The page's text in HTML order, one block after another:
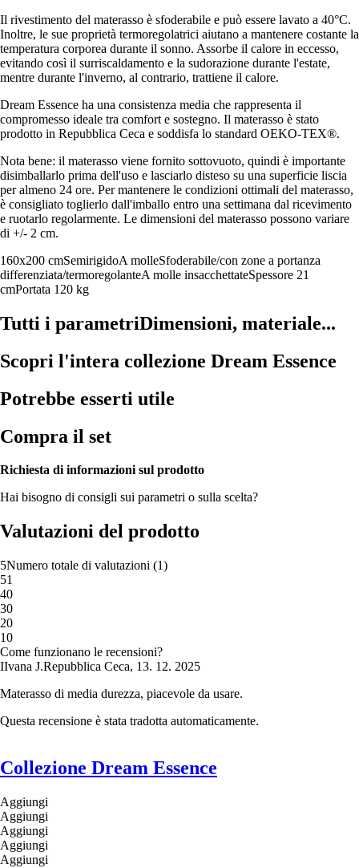
Il rivestimento del materasso è sfoderabile e può essere lavato a 40°C.
Inoltre, le sue proprietà termoregolatrici aiutano a mantenere costante la
temperatura corporea durante il sonno. Assorbe il calore in eccesso,
evitando così il surriscaldamento e la sudorazione durante l'estate,
mentre durante l'inverno, al contrario, trattiene il calore.
Dream Essence ha una consistenza media che rappresenta il
compromesso ideale tra comfort e sostegno. Il materasso è stato
prodotto in Repubblica Ceca e soddisfa lo standard OEKO-TEX®.
Nota bene: il materasso viene fornito sottovuoto, quindi è importante
disimballarlo prima dell'uso e lasciarlo disteso su una superficie liscia
per almeno 24 ore. Per mantenere le condizioni ottimali del materasso,
è consigliato toglierlo dall'imballo entro una settimana dal ricevimento
e ruotarlo regolarmente. Le dimensioni del materasso possono variare
di +/- 2 cm.
160x200 cmSemirigidoA molleSfoderabile/con zone a portanza
differenziata/termoregolanteA molle insacchettateSpessore 21
cmPortata 120 kg
Tutti i parametriDimensioni, materiale...
Scopri l'intera collezione Dream Essence
Potrebbe esserti utile
Compra il set
Richiesta di informazioni sul prodotto
Hai bisogno di consigli sui parametri o sulla scelta?
Valutazioni del prodotto
5Numero totale di valutazioni (1)
51
40
30
20
10
Come funzionano le recensioni?
IIvana J.Repubblica Ceca, 13. 12. 2025
Materasso di media durezza, piacevole da usare.
Questa recensione è stata tradotta automaticamente.
Collezione Dream Essence
Aggiungi
Aggiungi
Aggiungi
Aggiungi
Aggiungi